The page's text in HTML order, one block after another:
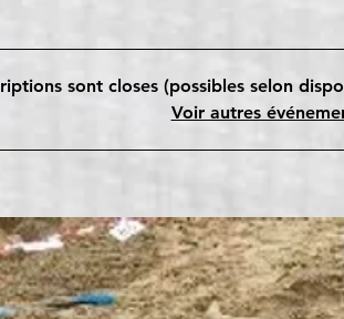
sont closes (possibles selon
Voir autres